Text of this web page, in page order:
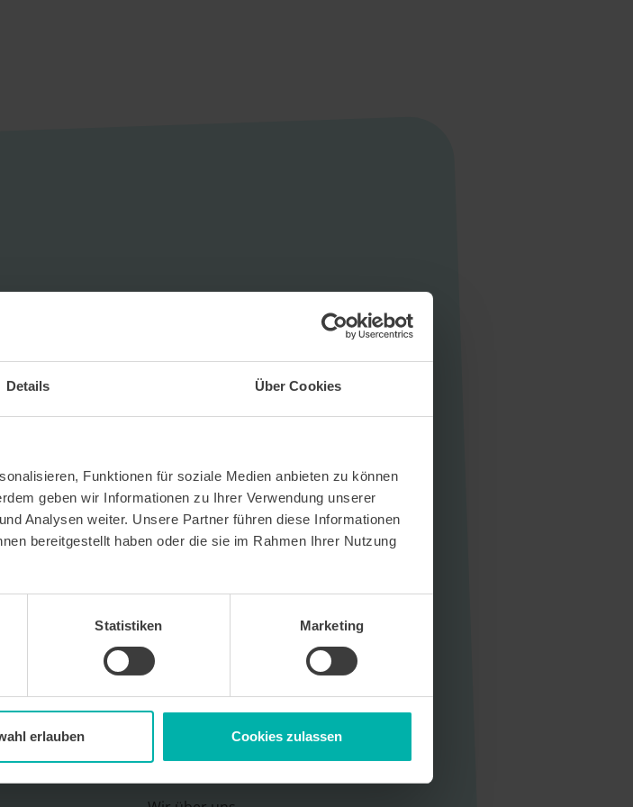
Details Über Cookies
Funktionen für soziale Medien anbieten zu können
geben wir Informationen zu Ihrer Verwendung unserer
Analysen weiter. Unsere Partner führen diese Informationen
bereitgestellt haben oder die sie im Rahmen Ihrer Nutzung
Statistiken Marketing
erlauben Cookies zulassen
der INFO -
auf meine
oder
zum
Cleverreach